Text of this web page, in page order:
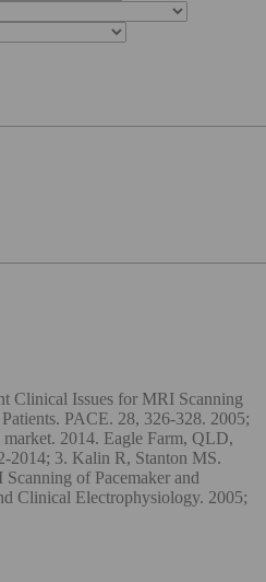
Clinical Issues for MRI Scanning
PACE. 28, 326-328. 2005;
2014. Eagle Farm, QLD,
2014; 3. Kalin R, Stanton MS.
of Pacemaker and
Clinical Electrophysiology. 2005;